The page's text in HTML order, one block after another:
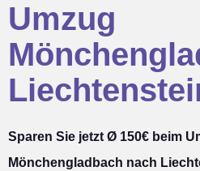
Umzug
Sparen Sie jetzt Ø 150€ beim
Mönchengladbach nach